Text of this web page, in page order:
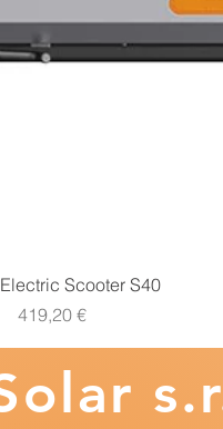
Vista rapidaScooter S40
Prezzo
419,20 €